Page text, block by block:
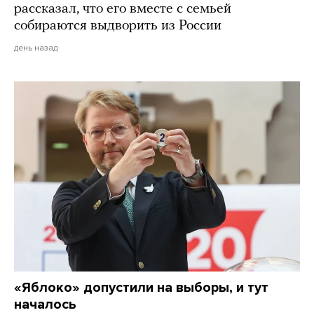
рассказал, что его вместе с семьей
собираются выдворить из России
день назад
«Яблоко» допустили на выборы, и тут
началось